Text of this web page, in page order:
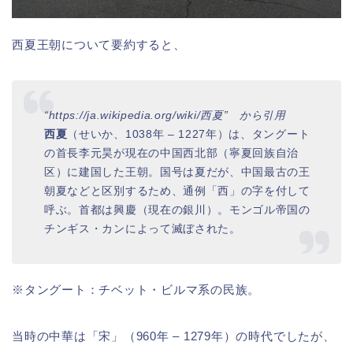
西夏王朝について要約すると、
“https://ja.wikipedia.org/wiki/西夏” から引用
西夏
（せいか、1038年 – 1227年）は、タングート
の首長李元昊が現在の中国西北部（寧夏回族自治
区）に建国した王朝。国号は夏だが、中国最古の王
朝夏などと区別するため、通例「西」の字を付して
呼ぶ。首都は興慶（現在の銀川）。モンゴル帝国の
チンギス・カンによって滅ぼされた。
※タングート：チベット・ビルマ系の民族。
当時の中華は「宋」（960年 – 1279年）の時代でしたが、